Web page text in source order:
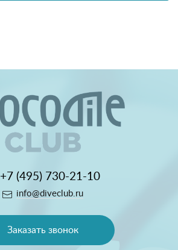
+7 (495) 730-21-10
info@diveclub.ru
Заказать звонок